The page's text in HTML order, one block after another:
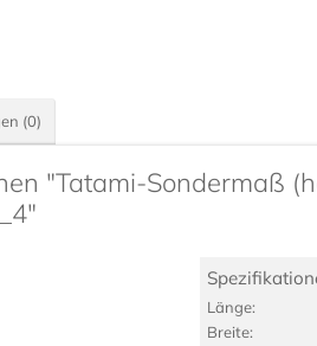
(0)
"Tatami-Sondermaß
Länge:
Breite: